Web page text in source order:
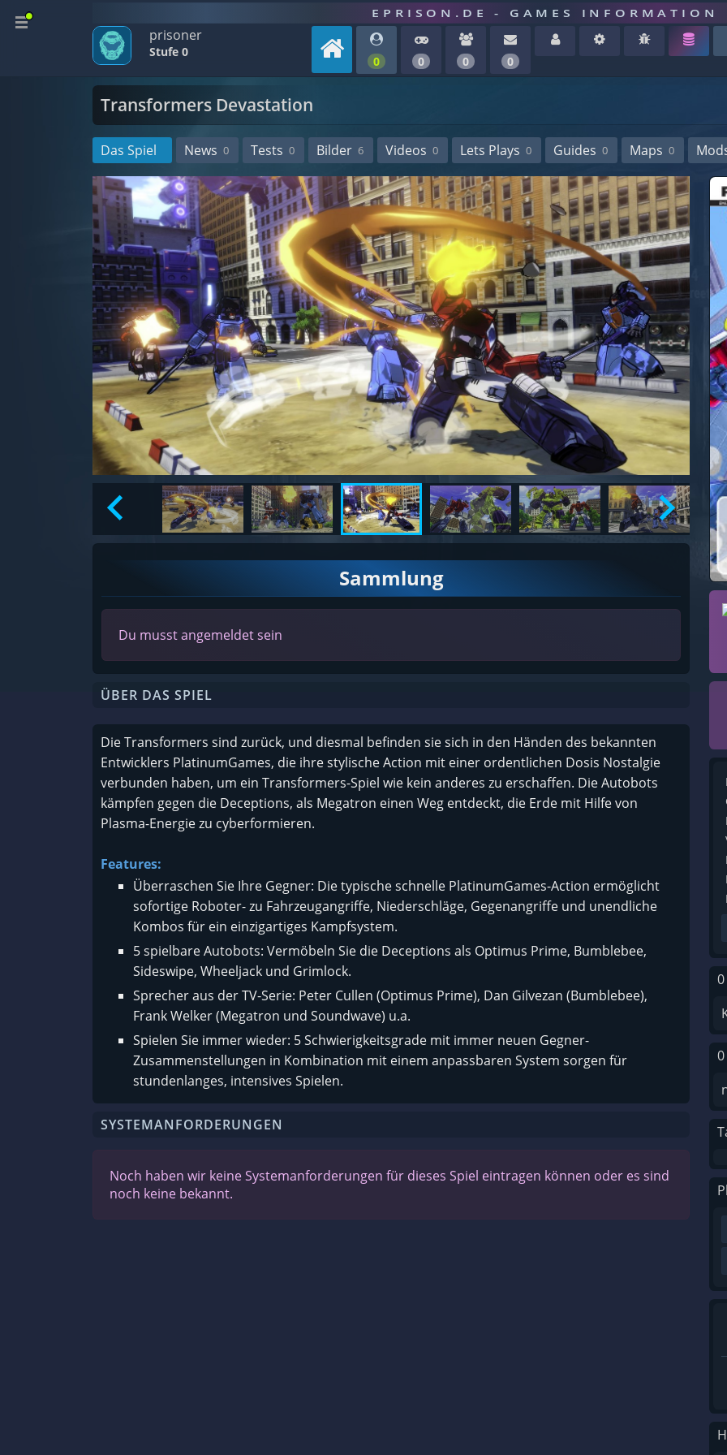
EPRISON.DE - GAMES INFORMATION
prisoner
Stufe 0
0 0 0 0
Transformers Devastation
Das Spiel News 0 Tests 0 Bilder 6 Videos 0 Lets Plays 0 Guides 0 Maps 0
Sammlung
Du musst angemeldet sein
ÜBER DAS SPIEL
Die Transformers sind zurück, und diesmal befinden sie sich in den Händen des bekannten
Entwicklers PlatinumGames, die ihre stylische Action mit einer ordentlichen Dosis Nostalgie
verbunden haben, um ein Transformers-Spiel wie kein anderes zu erschaffen. Die Autobots
kämpfen gegen die Deceptions, als Megatron einen Weg entdeckt, die Erde mit Hilfe von
Plasma-Energie zu cyberformieren.
Features:
Überraschen Sie Ihre Gegner: Die typische schnelle PlatinumGames-Action ermöglicht
sofortige Roboter- zu Fahrzeugangriffe, Niederschläge, Gegenangriffe und unendliche
Kombos für ein einzigartiges Kampfsystem.
5 spielbare Autobots: Vermöbeln Sie die Deceptions als Optimus Prime, Bumblebee,
Sideswipe, Wheeljack und Grimlock.
Sprecher aus der TV-Serie: Peter Cullen (Optimus Prime), Dan Gilvezan (Bumblebee),
Frank Welker (Megatron und Soundwave) u.a.
Spielen Sie immer wieder: 5 Schwierigkeitsgrade mit immer neuen Gegner-
Zusammenstellungen in Kombination mit einem anpassbaren System sorgen für
stundenlanges, intensives Spielen.
SYSTEMANFORDERUNGEN
Noch haben wir keine Systemanforderungen für dieses Spiel eintragen können oder es sind
noch keine bekannt.